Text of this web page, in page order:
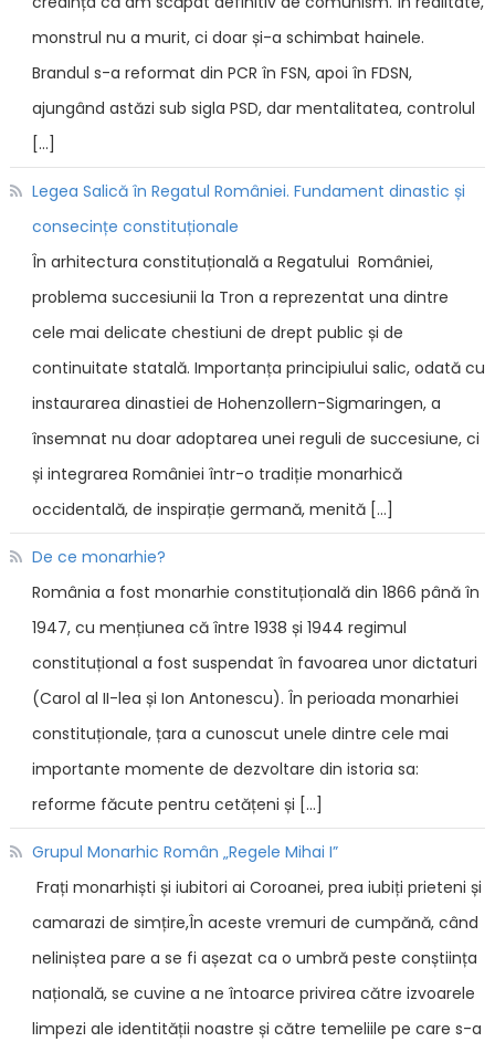
monstrul nu a murit, ci doar și-a schimbat hainele.
Brandul s-a reformat din PCR în FSN, apoi în FDSN,
ajungând astăzi sub sigla PSD, dar mentalitatea, controlul
[…]
Legea Salică în Regatul României. Fundament dinastic și
consecințe constituționale
În arhitectura constituțională a Regatului României,
problema succesiunii la Tron a reprezentat una dintre
cele mai delicate chestiuni de drept public și de
continuitate statală. Importanța principiului salic, odată cu
instaurarea dinastiei de Hohenzollern-Sigmaringen, a
însemnat nu doar adoptarea unei reguli de succesiune, ci
și integrarea României într-o tradiție monarhică
occidentală, de inspirație germană, menită […]
De ce monarhie?
România a fost monarhie constituțională din 1866 până în
1947, cu mențiunea că între 1938 și 1944 regimul
constituțional a fost suspendat în favoarea unor dictaturi
(Carol al II-lea și Ion Antonescu). În perioada monarhiei
constituționale, țara a cunoscut unele dintre cele mai
importante momente de dezvoltare din istoria sa:
reforme făcute pentru cetățeni și […]
Grupul Monarhic Român „Regele Mihai I”
Frați monarhiști și iubitori ai Coroanei, prea iubiți prieteni și
camarazi de simțire,În aceste vremuri de cumpănă, când
neliniștea pare a se fi așezat ca o umbră peste conștiința
națională, se cuvine a ne întoarce privirea către izvoarele
limpezi ale identității noastre și către temeliile pe care s-a